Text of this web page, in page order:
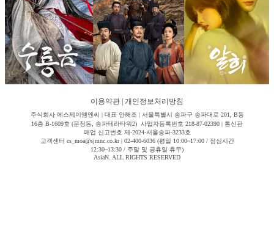
이용약관 개인정보처리방침
주식회사 에스제이엠엔씨 | 대표 안해조 | 서울특별시 송파구 송파대로 201, B동
16층 B-1609호 (문정동, 송파테라타워2) 사업자등록번호 218-87-02390 | 통신판
매업 신고번호 제-2024-서울송파-3233호
고객센터 cs_moa@sjmnc.co.kr | 02-400-6036 (평일 10:00~17:00 / 점심시간
12:30~13:30 / 주말 및 공휴일 휴무)
AsiaN. ALL RIGHTS RESERVED